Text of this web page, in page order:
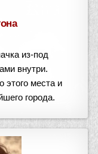
из-под
внутри.
этого места и
города.